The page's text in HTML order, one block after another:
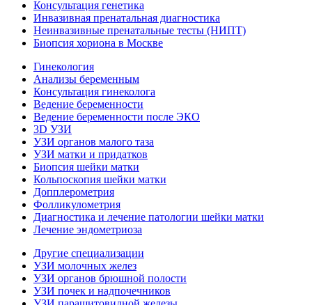
Консультация генетика
Инвазивная пренатальная диагностика
Неинвазивные пренатальные тесты (НИПТ)
Биопсия хориона в Москве
Гинекология
Анализы беременным
Консультация гинеколога
Ведение беременности
Ведение беременности после ЭКО
3D УЗИ
УЗИ органов малого таза
УЗИ матки и придатков
Биопсия шейки матки
Кольпоскопия шейки матки
Допплерометрия
Фолликулометрия
Диагностика и лечение патологии шейки матки
Лечение эндометриоза
Другие специализации
УЗИ молочных желез
УЗИ органов брюшной полости
УЗИ почек и надпочечников